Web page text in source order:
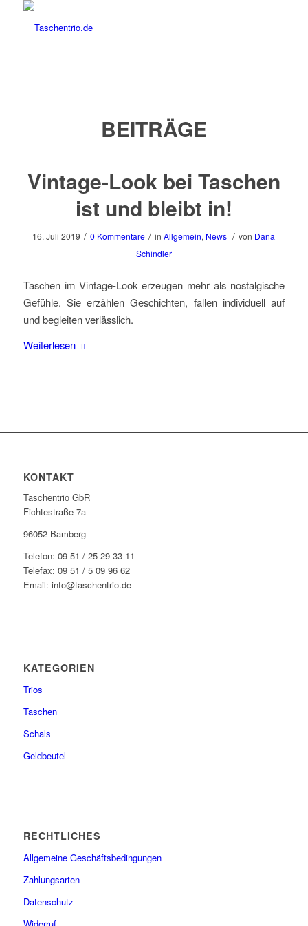
BEITRÄGE
Vintage-Look bei Taschen
ist und bleibt in!
16. Juli 2019 / 0 Kommentare / inAllgemein, News / von Dana
Schindler
Taschen im Vintage-Look erzeugen mehr als nostalgische
Gefühle. Sie erzählen Geschichten, fallen individuell auf
und begleiten verlässlich.
Weiterlesen
KONTAKT
Taschentrio GbR
Fichtestraße 7a
96052 Bamberg
Telefon: 09 51 / 25 29 33 11
Telefax: 09 51 / 5 09 96 62
Email: info@taschentrio.de
KATEGORIEN
Trios
Taschen
Schals
Geldbeutel
RECHTLICHES
Allgemeine Geschäftsbedingungen
Zahlungsarten
Datenschutz
Widerruf